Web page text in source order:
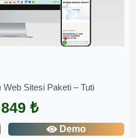
Web Sitesi Paketi – Tuti
849 ₺
Demo